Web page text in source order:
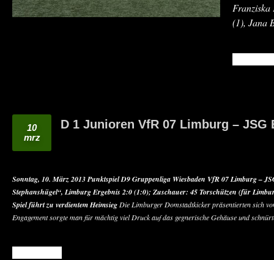
(1), Jana
10
mrz
D 1 Junioren VfR 07 Limburg – JSG
Sonntag, 10. März 2013Punktspiel D9 Gruppenliga Wiesbaden VfR 07 Limburg –
Stephanshügel“, LimburgErgebnis 2:0 (1:0); Zuschauer: 45Torschützen (für
Spiel führt zu verdientem Heimsieg Die Limburger Domstadtkicker präsentierten sich
Engagement sorgte man für mächtig viel Druck auf das gegnerische Gehäuse und